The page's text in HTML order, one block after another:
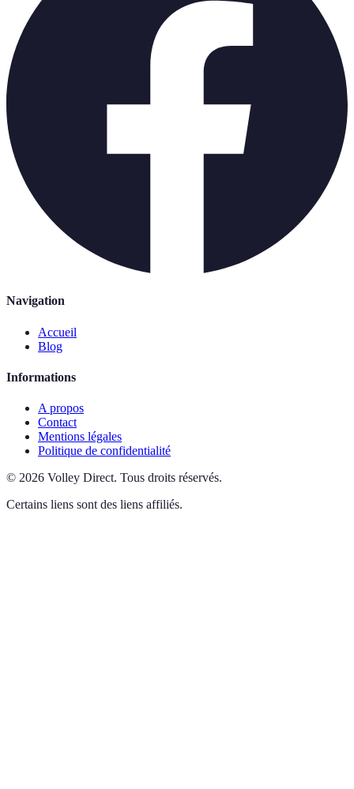
Navigation
Accueil
Blog
Informations
A propos
Contact
Mentions légales
Politique de confidentialité
© 2026 Volley Direct. Tous droits réservés.
Certains liens sont des liens affiliés.